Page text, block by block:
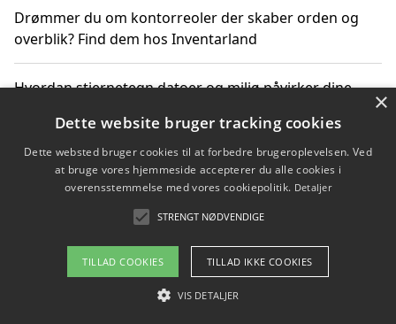
Drømmer du om kontorreoler der skaber orden og
overblik? Find dem hos Inventarland
Hvordan stjernetegn datoer og miljø påvirker dine
Bæredygtige gadgets til en grønnere hverdag
Om / kontakt
Blog Betingelser
×
Dette website bruger tracking cookies
Dette websted bruger cookies til at forbedre brugeroplevelsen. Ved
at bruge vores hjemmeside accepterer du alle cookies i
overensstemmelse med vores cookiepolitik. Detaljer
STRENGT NØDVENDIGE
TILLAD COOKIES TILLAD IKKE COOKIES
VIS DETALJER